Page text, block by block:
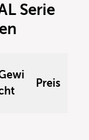
Serie
Preis